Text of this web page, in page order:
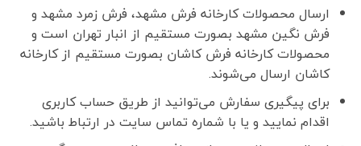
ارسال محصولات کارخانه فرش مشهد، فرش زمرد مشهد و
فرش نگین مشهد بصورت مستقیم از انبار تهران است و
محصولات کارخانه فرش کاشان بصورت مستقیم از کارخانه
کاشان ارسال می‌شوند.
برای پیگیری سفارش می‌توانید از طریق حساب کاربری
اقدام نمایید و یا با شماره تماس سایت در ارتباط باشید.